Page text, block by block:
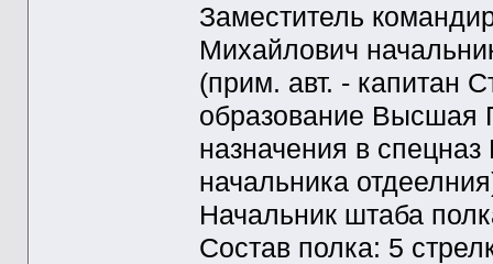
Заместитель
Михайлович
(прим. авт. - капитан
образование Высшая
назначения в
начальника
Начальник штаба
Состав полка: 5